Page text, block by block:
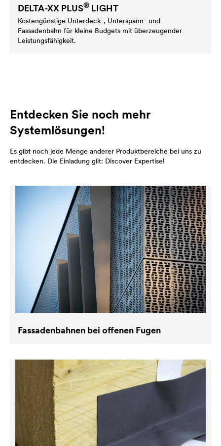
DELTA-XX PLUS® LIGHT
Kostengünstige Unterdeck-, Unterspann- und
Fassadenbahn für kleine Budgets mit überzeugender
Leistungsfähigkeit.
Entdecken Sie noch mehr
Systemlösungen!
Es gibt noch jede Menge anderer Produktbereiche bei uns zu
entdecken. Die Einladung gilt: Discover Expertise!
Fassadenbahnen bei offenen Fugen